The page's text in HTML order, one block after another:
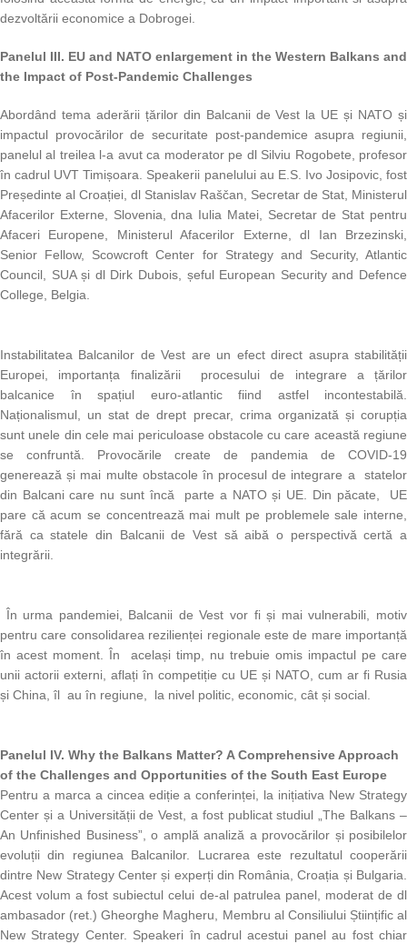
dezvoltării economice a Dobrogei.
Panelul III. EU and NATO enlargement in the Western Balkans and
the Impact of Post-Pandemic Challenges
Abordând tema aderării țărilor din Balcanii de Vest la UE și NATO și
impactul provocărilor de securitate post-pandemice asupra regiunii,
panelul al treilea l-a avut ca moderator pe dl Silviu Rogobete, profesor
în cadrul UVT Timișoara. Speakerii panelului au E.S. Ivo Josipovic, fost
Președinte al Croației, dl Stanislav Raščan, Secretar de Stat, Ministerul
Afacerilor Externe, Slovenia, dna Iulia Matei, Secretar de Stat pentru
Afaceri Europene, Ministerul Afacerilor Externe, dl Ian Brzezinski,
Senior Fellow, Scowcroft Center for Strategy and Security, Atlantic
Council, SUA și dl Dirk Dubois, șeful European Security and Defence
College, Belgia.
Instabilitatea Balcanilor de Vest are un efect direct asupra stabilității
Europei, importanța finalizării procesului de integrare a țărilor
balcanice în spațiul euro-atlantic fiind astfel incontestabilă.
Naționalismul, un stat de drept precar, crima organizată și corupția
sunt unele din cele mai periculoase obstacole cu care această regiune
se confruntă. Provocările create de pandemia de COVID-19
generează și mai multe obstacole în procesul de integrare a statelor
din Balcani care nu sunt încă parte a NATO și UE. Din păcate, UE
pare că acum se concentrează mai mult pe problemele sale interne,
fără ca statele din Balcanii de Vest să aibă o perspectivă certă a
integrării.
În urma pandemiei, Balcanii de Vest vor fi și mai vulnerabili, motiv
pentru care consolidarea rezilienței regionale este de mare importanță
în acest moment. În același timp, nu trebuie omis impactul pe care
unii actorii externi, aflați în competiție cu UE și NATO, cum ar fi Rusia
și China, îl au în regiune, la nivel politic, economic, cât și social.
Panelul IV. Why the Balkans Matter? A Comprehensive Approach
of the Challenges and Opportunities of the South East Europe
Pentru a marca a cincea ediție a conferinței, la inițiativa New Strategy
Center și a Universității de Vest, a fost publicat studiul „The Balkans –
An Unfinished Business”, o amplă analiză a provocărilor și posibilelor
evoluții din regiunea Balcanilor. Lucrarea este rezultatul cooperării
dintre New Strategy Center și experți din România, Croația și Bulgaria.
Acest volum a fost subiectul celui de-al patrulea panel, moderat de dl
ambasador (ret.) Gheorghe Magheru, Membru al Consiliului Științific al
New Strategy Center. Speakeri în cadrul acestui panel au fost chiar